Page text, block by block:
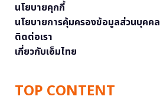
นโยบายคุกกี้
นโยบายการคุ้มครองข้อมูลส่วนบุคคล
ติดต่อเรา
เกี่ยวกับเอ็มไทย
TOP CONTENT